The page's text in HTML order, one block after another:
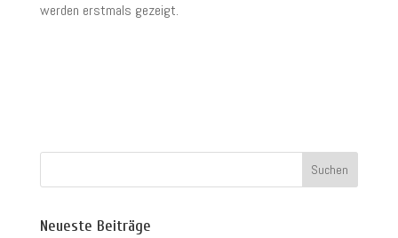
werden erstmals gezeigt.
Neueste Beiträge